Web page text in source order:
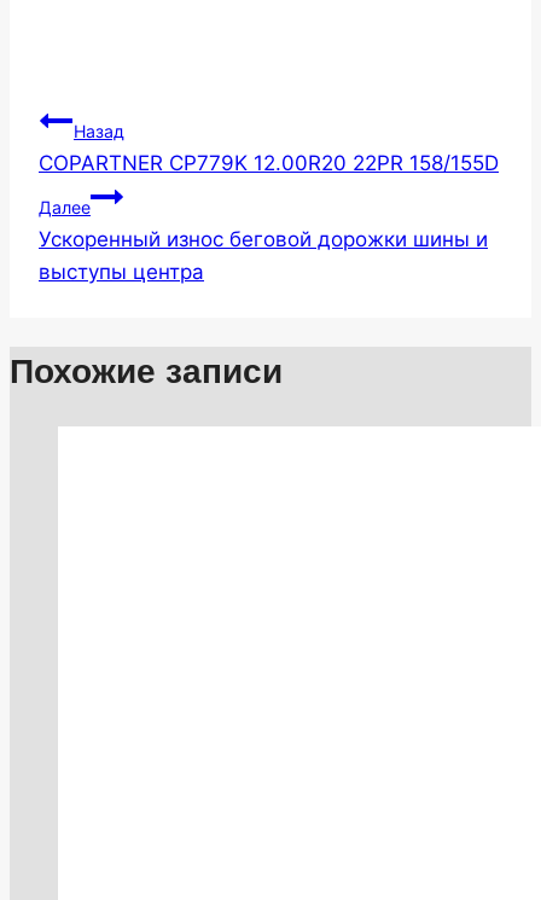
Навигация
по
записям
Назад
COPARTNER CP779K 12.00R20 22PR 158/155D
Далее
Ускоренный износ беговой дорожки шины и
выступы центра
Похожие записи